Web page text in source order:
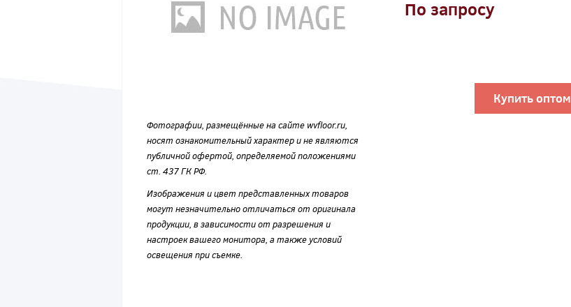
Фотографии, размещённые на сайте wvfloor.ru,
носят ознакомительный характер и не являются
публичной офертой, определяемой положениями
ст. 437 ГК РФ.
Изображения и цвет представленных товаров
могут незначительно отличаться от оригинала
продукции, в зависимости от разрешения и
настроек вашего монитора, а также условий
освещения при съемке.
По запросу
Купить оптом